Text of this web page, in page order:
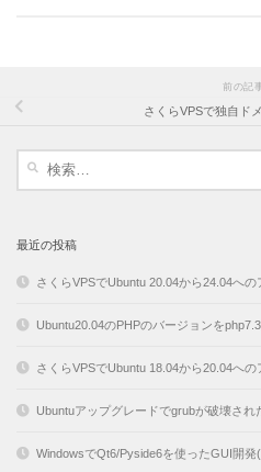
前の記
さくらVPSで独自ド
最近の投稿
さくらVPSでUbuntu 20.04から24.04への
Ubuntu20.04のPHPのバージョンを
さくらVPSでUbuntu 18.04から20.04への
Ubuntuアップグレードでgrubが破壊され
WindowsでQt6/Pyside6を使ったGUI開発